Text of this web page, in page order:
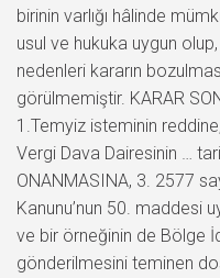
birinin varlığı hâlinde
usul ve hukuka uygun
nedenleri kararın
görülmemiştir. KARAR
1.Temyiz isteminin
Vergi Dava Dairesinin …
ONANMASINA, 3. 2577
Kanunu’nun 50. maddesi
ve bir örneğinin de Bölge
gönderilmesini teminen